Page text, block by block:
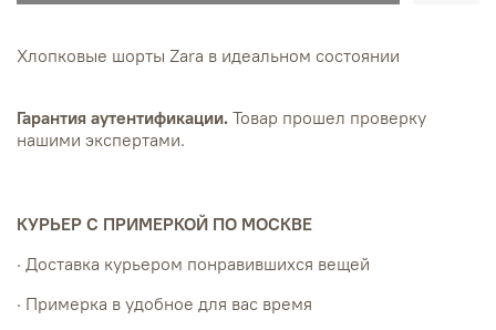
Хлопковые шорты Zara в идеальном состоянии
Гарантия аутентификации. Товар прошел проверку
нашими экспертами.
КУРЬЕР С ПРИМЕРКОЙ ПО МОСКВЕ
· Доставка курьером понравившихся вещей
· Примерка в удобное для вас время